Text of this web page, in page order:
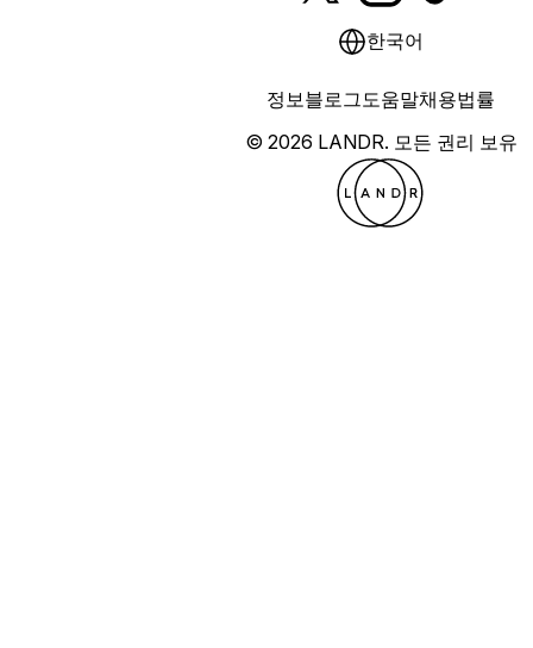
한국어
© 2026 LANDR. 모든 권리 보유
정보블로그도움말채용법률